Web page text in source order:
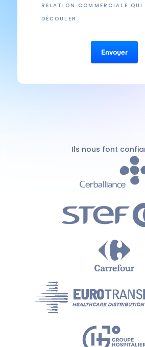
RELATION COMMERCIALE QUI
DÉCOULER.
Ils nous font